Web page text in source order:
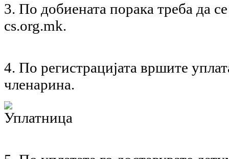
3. По добиената порака треба да
cs.org.mk.
4. По регистрацијата вршите
членарина.